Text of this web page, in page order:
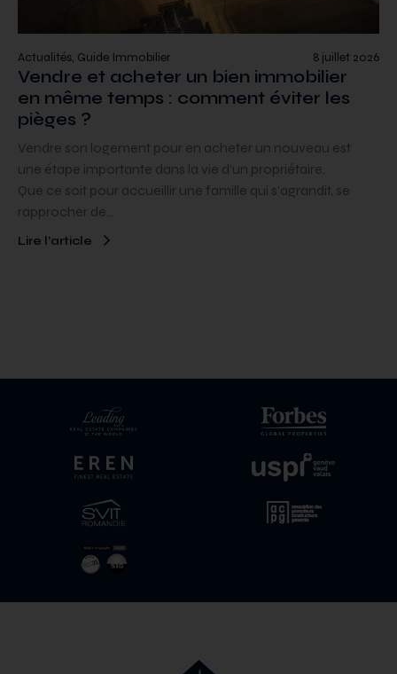
8 juillet 2026
Actualités, Guide Immobilier
Vendre et acheter un bien immobilier
en même temps : comment éviter les
pièges ?
Vendre son logement pour en acheter un nouveau est
une étape importante dans la vie d’un propriétaire.
Que ce soit pour accueillir une famille qui s’agrandit, se
rapprocher de…
Lire l’article